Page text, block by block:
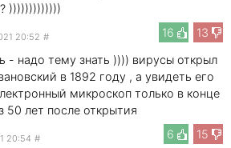
)))))))))))))
16
13
20:52 #
- надо тему знать )))) вирусы открыл
в 1892 году , а увидеть его
микроскоп только в конце
50 лет после открытия
6
15
20:54 #